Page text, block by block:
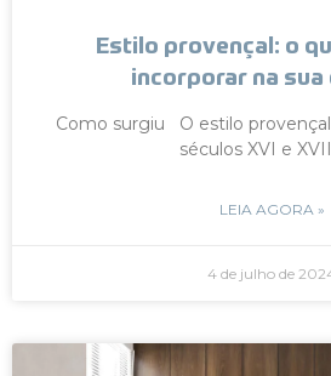
Estilo provençal: o
incorporar na sua
Como surgiu O estilo
séculos XVI e
LEIA AGORA »
4 de julho de